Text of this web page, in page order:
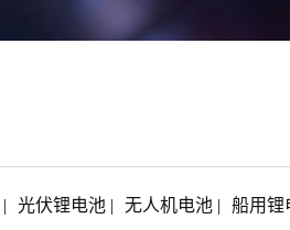
| 光伏锂电池 | 无人机电池 | 船用